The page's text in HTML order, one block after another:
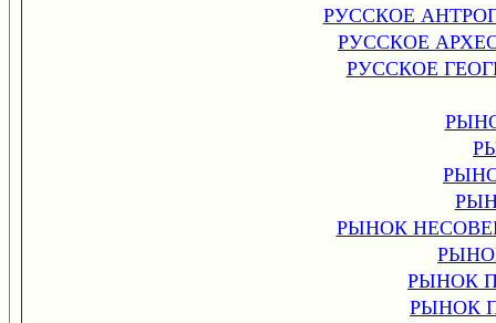
РУССКОЕ
РУССКОЕ
РУССКОЕ
РЫНОК
РЫНОК
РЫНОК